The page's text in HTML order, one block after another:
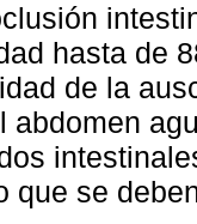
hasta de
de la
abdomen
que se